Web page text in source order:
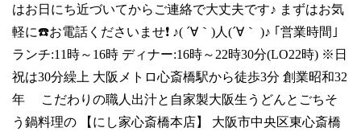
はお日にち近づいてからご連絡で大丈夫です♪ まずはお気
軽に☎️お電話くださいませ❗ ♪( ´∀｀)人(´∀｀ )♪ ｢営業時間｣
ランチ:11時～16時 ディナー:16時～22時30分(LO22時) ※日
祝は30分繰上 大阪メトロ心斎橋駅から徒歩3分 創業昭和32
年 こだわりの職人出汁と自家製大阪生うどんとごちそ
う鍋料理の 【にし家心斎橋本店】 大阪市中央区東心斎橋